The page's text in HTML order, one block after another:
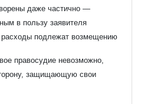
даже частично —
в пользу заявителя
расходы подлежат возмещению
правосудие невозможно,
защищающую свои